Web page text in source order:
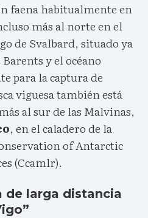
faena habitualmente en
más al norte en el
de Svalbard, situado ya
y el océano
para la captura de
viguesa también está
al sur de las Malvinas,
, en el caladero de la
of Antarctic
(Ccamlr).
de larga distancia